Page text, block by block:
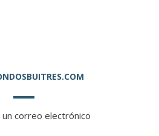
un correo electrónico